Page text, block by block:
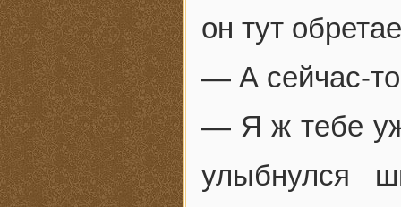
он тут
— А сейчас-то
— Я ж тебе
улыбнулся